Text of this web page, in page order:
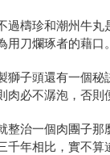
過檮珍和潮州牛丸
用刀爛琢者的藉口。
獅子頭還有一個秘
肉必不潺泡，否則
整治一個肉團子那
千年相比，實不算